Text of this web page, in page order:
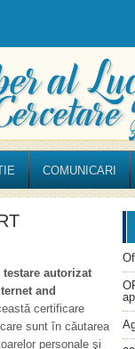
COMUNICARI
testare autorizat
and
certificare
sunt în căutarea
personale şi